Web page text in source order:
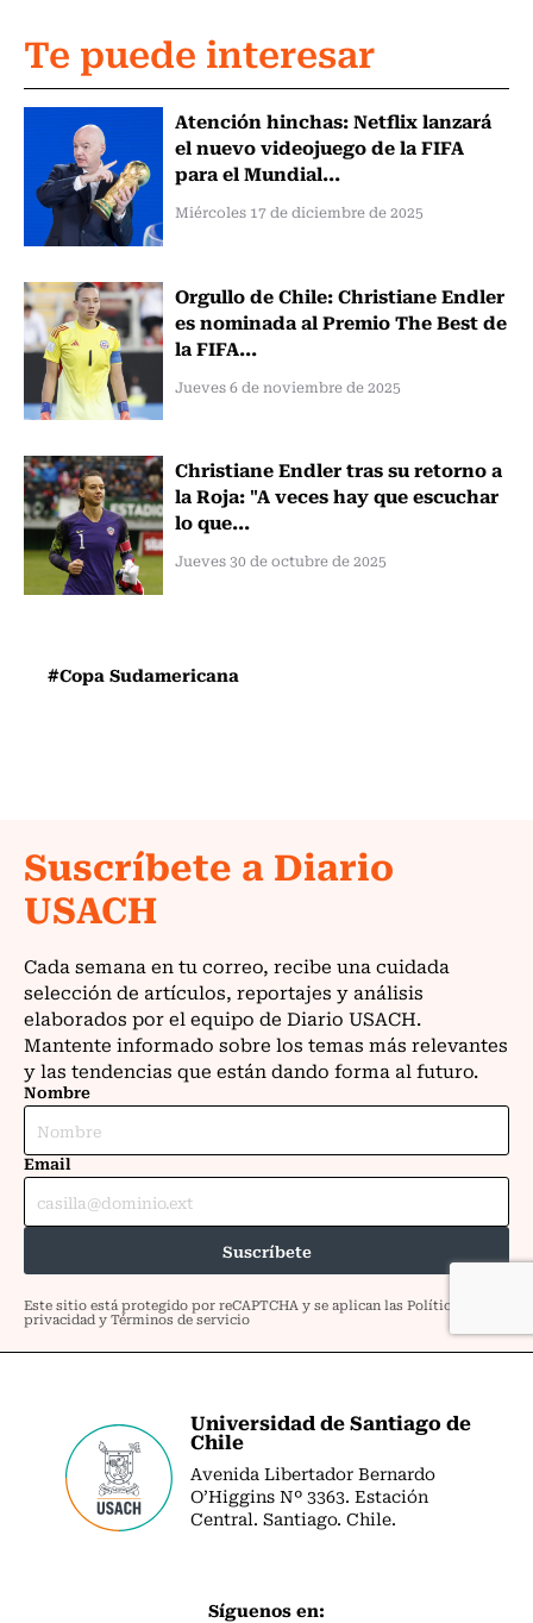
Te puede interesar
Atención hinchas: Netflix lanzará
el nuevo videojuego de la FIFA
para el Mundial...
Miércoles 17 de diciembre de 2025
Orgullo de Chile: Christiane Endler
es nominada al Premio The Best de
la FIFA...
Jueves 6 de noviembre de 2025
Christiane Endler tras su retorno a
la Roja: "A veces hay que escuchar
lo que...
Jueves 30 de octubre de 2025
#Copa Sudamericana
Universidad de Santiago de
Chile
Avenida Libertador Bernardo
O’Higgins Nº 3363. Estación
Central. Santiago. Chile.
Síguenos en: